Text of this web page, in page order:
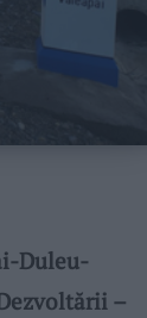
Duleu-
–